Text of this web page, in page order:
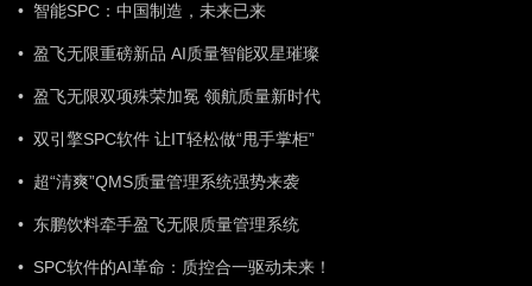
• 智能SPC：中国制造，未来已来
• 盈飞无限重磅新品 AI质量智能双星璀璨
• 盈飞无限双项殊荣加冕 领航质量新时代
• 双引擎SPC软件 让IT轻松做“甩手掌柜”
• 超“清爽”QMS质量管理系统强势来袭
• 东鹏饮料牵手盈飞无限质量管理系统
• SPC软件的AI革命：质控合一驱动未来！